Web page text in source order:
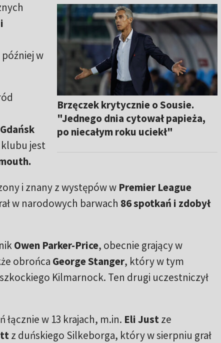
Brzęczek krytycznie o Sousie.
"Jednego dnia cytował papieża,
po niecałym roku uciekł"
w
jest
i znany z występów w Premier League
w narodowych barwach 86 spotkań i zdobył
Owen Parker-Price, obecnie grający w
obrońca George Stanger, który w tym
Kilmarnock. Ten drugi uczestniczył
łącznie w 13 krajach, m.in. Eli Justze
z duńskiego Silkeborga, który w sierpniu grał